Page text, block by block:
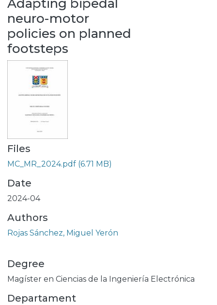
Adapting bipedal
neuro-motor
policies on planned
footsteps
Files
MC_MR_2024.pdf (6.71 MB)
Date
2024-04
Authors
Rojas Sánchez, Miguel Yerón
Degree
Magíster en Ciencias de la Ingeniería Electrónica
Departament